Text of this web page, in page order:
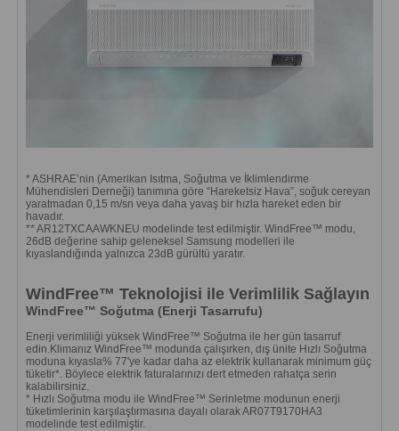
* ASHRAE’nin (Amerikan Isıtma, Soğutma ve İklimlendirme
Mühendisleri Derneği) tanımına göre “Hareketsiz Hava”, soğuk cereyan
yaratmadan 0,15 m/sn veya daha yavaş bir hızla hareket eden bir
havadır.
** AR12TXCAAWKNEU modelinde test edilmiştir. WindFree™ modu,
26dB değerine sahip geleneksel Samsung modelleri ile
kıyaslandığında yalnızca 23dB gürültü yaratır.
WindFree™ Teknolojisi ile Verimlilik Sağlayın
WindFree™ Soğutma (Enerji Tasarrufu)
Enerji verimliliği yüksek WindFree™ Soğutma ile her gün tasarruf
edin.Klimanız WindFree™ modunda çalışırken, dış ünite Hızlı Soğutma
moduna kıyasla% 77'ye kadar daha az elektrik kullanarak minimum güç
tüketir*. Böylece elektrik faturalarınızı dert etmeden rahatça serin
kalabilirsiniz.
* Hızlı Soğutma modu ile WindFree™ Serinletme modunun enerji
tüketimlerinin karşılaştırmasına dayalı olarak AR07T9170HA3
modelinde test edilmiştir.